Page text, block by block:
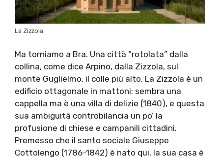
La Zizzola
Ma torniamo a Bra. Una città “rotolata” dalla
collina, come dice Arpino, dalla Zizzola, sul
monte Guglielmo, il colle più alto. La Zizzola è un
edificio ottagonale in mattoni: sembra una
cappella ma è una villa di delizie (1840), e questa
sua ambiguità controbilancia un po’ la
profusione di chiese e campanili cittadini.
Premesso che il santo sociale Giuseppe
Cottolengo (1786-1842) è nato qui, la sua casa è